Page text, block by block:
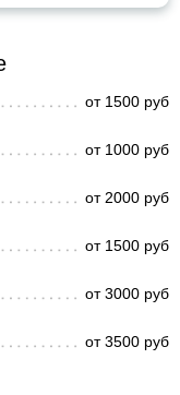
от 1500 руб
от 1000 руб
от 2000 руб
от 1500 руб
от 3000 руб
от 3500 руб